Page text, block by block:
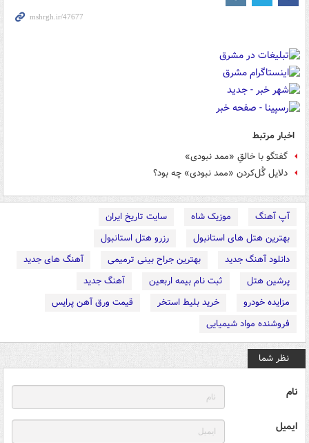
اخبار مرتبط
گفتگو با خالقِ «ممد نبودی»
دلایل گُل‌کردن «ممد نبودی» چه بود؟
آپ آهنگ موزیک شاه
سایت تاریخ ایران
بهترین هتل های استانبول
رزرو هتل استانبول
دانلود آهنگ جدید
بهترین جراح بینی ترمیمی
آهنگ های جدید
پرشین هتل
ثبت نام بیمه اربعین
آهنگ جدید
مزایده خودرو
خرید بلیط استخر
قیمت ورق آهن پرایس
فروشنده مواد شیمیایی
نظر شما
نام
ایمیل